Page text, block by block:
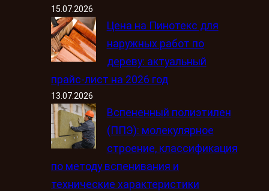
15.07.2026
Цена на Пинотекс для
наружных работ по
дереву: актуальный
прайс-лист на 2026 год
13.07.2026
Вспененный полиэтилен
(ППЭ): молекулярное
строение, классификация
по методу вспенивания и
технические характеристики